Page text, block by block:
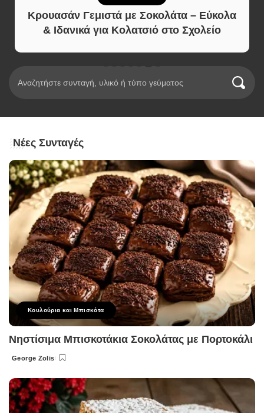
Κρουασάν Γεμιστά με Σοκολάτα – Εύκολα
& Ιδανικά για Κολατσιό στο Σχολείο
Νέες Συνταγές
Κουλούρια και Μπισκότα
Νηστίσιμα Μπισκοτάκια Σοκολάτας με Πορτοκάλι
Posted
George Zolis